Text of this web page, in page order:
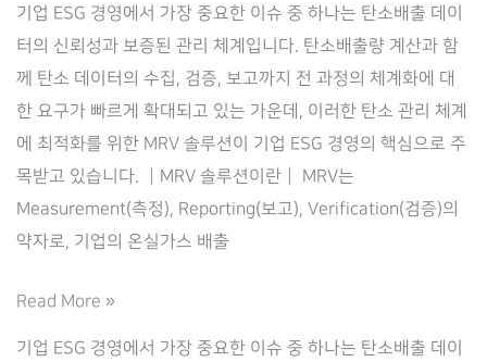
기업 ESG 경영에서 가장 중요한 이슈 중 하나는 탄소배출 데이
터의 신뢰성과 보증된 관리 체계입니다. 탄소배출량 계산과 함
께 탄소 데이터의 수집, 검증, 보고까지 전 과정의 체계화에 대
한 요구가 빠르게 확대되고 있는 가운데, 이러한 탄소 관리 체계
에 최적화를 위한 MRV 솔루션이 기업 ESG 경영의 핵심으로 주
목받고 있습니다. ┃MRV 솔루션이란┃ MRV는
Measurement(측정), Reporting(보고), Verification(검증)의
약자로, 기업의 온실가스 배출
탄
Read More »
기업 ESG 경영에서 가장 중요한 이슈 중 하나는 탄소배출 데이